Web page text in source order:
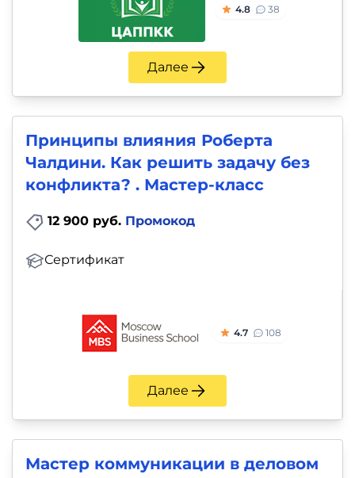
4.8 38
Далее
Принципы влияния Роберта
Чалдини. Как решить задачу без
конфликта? . Мастер-класс
12 900 руб. Промокод
Сертификат
4.7 108
Далее
Мастер коммуникации в деловом